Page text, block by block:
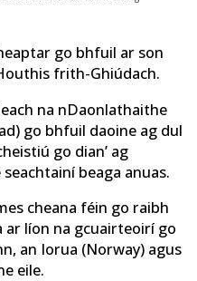
go bhfuil ar son
frith-Ghiúdach.
na nDaonlathaithe
go bhfuil daoine ag dul
go dian’ ag
beaga anuas.
cheana féin go raibh
líon na gcuairteoirí go
an Iorua (Norway) agus
eile.